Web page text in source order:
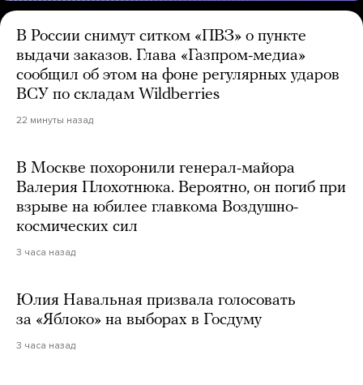
В России снимут ситком «ПВЗ» о пункте
выдачи заказов. Глава «Газпром-медиа»
сообщил об этом на фоне регулярных ударов
ВСУ по складам Wildberries
22 минуты назад
В Москве похоронили генерал-майора
Валерия Плохотнюка. Вероятно, он погиб при
взрыве на юбилее главкома Воздушно-
космических сил
3 часа назад
Юлия Навальная призвала голосовать
за «Яблоко» на выборах в Госдуму
3 часа назад